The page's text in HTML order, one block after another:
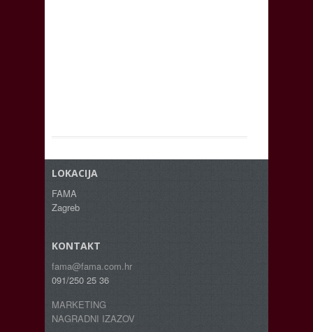
LOKACIJA
FAMA
Zagreb
KONTAKT
fama@fama.com.hr
091/250 25 36
MARKETING
NAGRADNI IZAZOV